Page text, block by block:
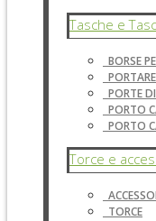
Tasche e
BORSE
PORTE
PORTO
PORTO
Torce e
TORCE